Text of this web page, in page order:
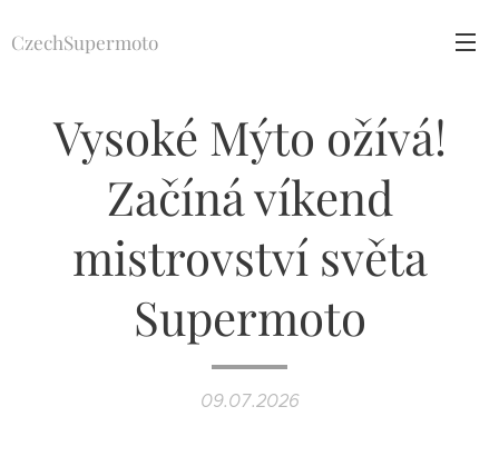
CzechSupermoto
Vysoké Mýto ožívá!
Začíná víkend
mistrovství světa
Supermoto
09.07.2026